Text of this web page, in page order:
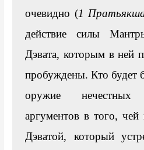
очевидно (1
действие силы
Дэвата, которым в ней
пробуждены. Кто будет
оружие
аргументов в того, чей
Дэватой, который